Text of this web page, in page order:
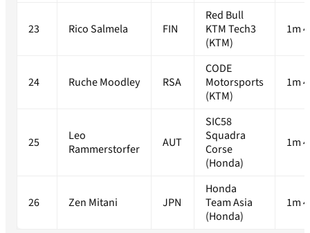
23 Rico Salmela FIN
Red Bull
KTM Tech3
(KTM)
1m
24 Ruche Moodley RSA
CODE
Motorsports
(KTM)
1m
25
Leo
Rammerstorfer
AUT
SIC58
Squadra
Corse
(Honda)
1m
26 Zen Mitani JPN
Honda
Team Asia
(Honda)
1m